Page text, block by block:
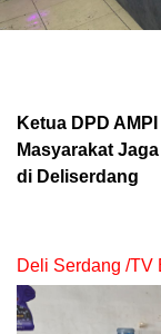
Ketua DPD
Masyarakat
di Deliserdang
Deli Serdang /TV